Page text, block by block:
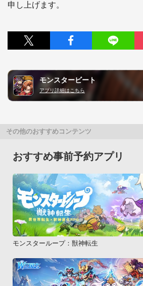
申し上げます。
モンスタービート
アプリ詳細はこちら
その他のおすすめコンテンツ
おすすめ事前予約アプリ
モンスターループ：獣神転生